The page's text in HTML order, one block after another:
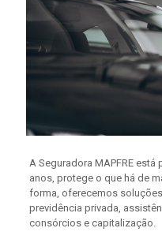
A Seguradora MAPFRE está
anos, protege o que há de
forma, oferecemos
previdência privada,
consórcios e capitalização.